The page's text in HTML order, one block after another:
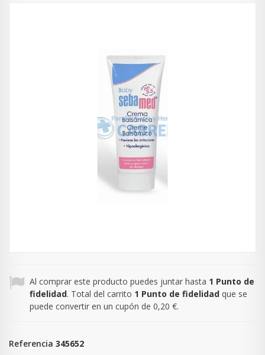
Al comprar este producto puedes juntar hasta 1 Punto de
fidelidad. Total del carrito 1 Punto de fidelidad que se
puede convertir en un cupón de 0,20 €.
Referencia 345652